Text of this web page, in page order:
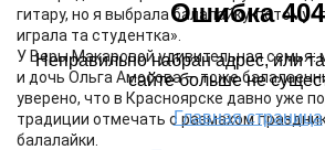
гитару, но я выбрала балалайку, потому
играла та студентка».
У Веры Макаровой удивительная
и дочь Ольга Амосова — тоже
уверено, что в Красноярске давно уже
традиции отмечать с размахом
балалайки.